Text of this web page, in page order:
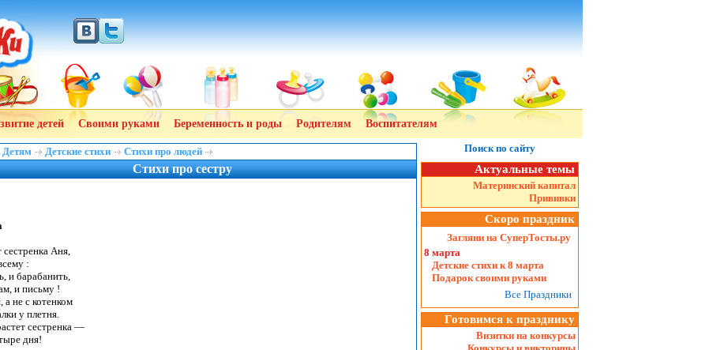
детей Своими руками Беременность и роды Родителям Воспитателям
Детям Детские стихи Стихи про людей
Стихи про сестру
Поиск по сайту
Актуальные темы
Материнский капитал
Прививки
Скоро праздник
Загляни на СуперТосты.ру
8 марта
Детские стихи к 8 марта
Подарок своими руками
Все Праздники
Готовимся к празднику
Визитки на конкурсы